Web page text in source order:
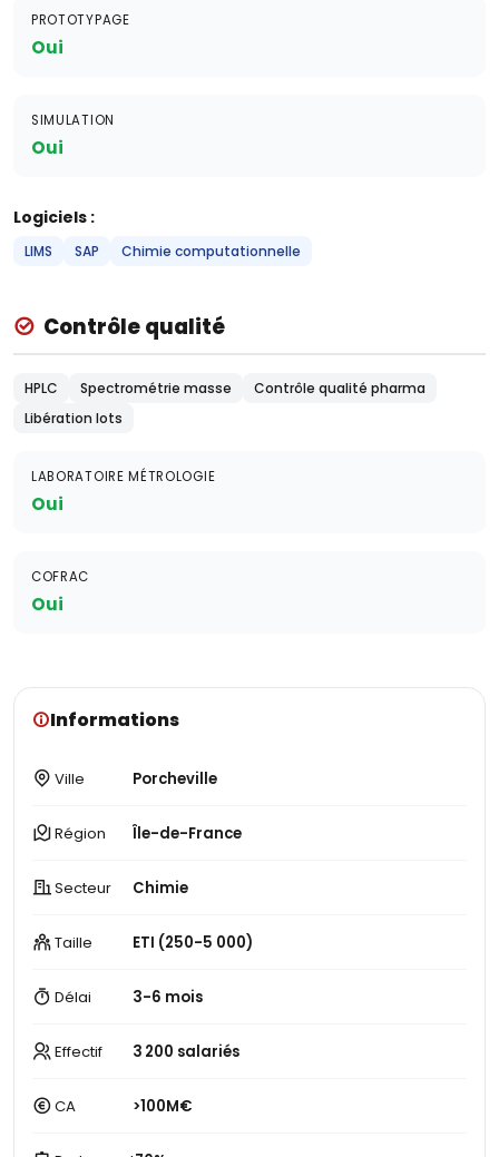
PROTOTYPAGE
Oui
SIMULATION
Oui
Logiciels :
LIMS SAP Chimie computationnelle
Contrôle qualité
HPLC Spectrométrie masse
Contrôle qualité pharma
Libération lots
LABORATOIRE MÉTROLOGIE
Oui
COFRAC
Oui
Informations
Ville Porcheville
Région Île-de-France
Secteur Chimie
Taille ETI (250-5 000)
Délai 3-6 mois
Effectif 3 200 salariés
CA >100M€